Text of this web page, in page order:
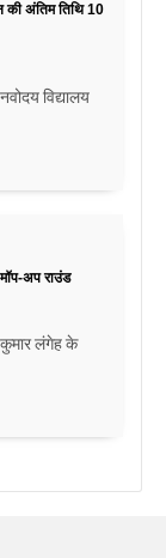
की अंतिम तिथि 10
विद्यालय
अप राउंड
लंगेह के